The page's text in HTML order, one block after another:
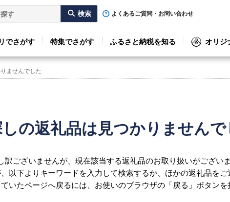
よくあるご質問・お問い合わせ
でさがす 特集でさがす ふるさと納税を知る オリジ
ませんでした
の返礼品は見つかりませんで
訳ございませんが、現在該当する返礼品のお取り扱いがございま
以下よりキーワードを入力して検索するか、ほかの返礼品をご
いたページへ戻るには、お使いのブラウザの「戻る」ボタンを